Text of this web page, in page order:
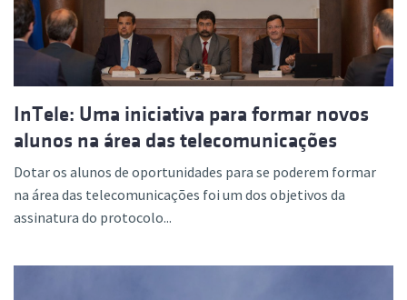
InTele: Uma iniciativa para formar novos
alunos na área das telecomunicações
Dotar os alunos de oportunidades para se poderem formar
na área das telecomunicações foi um dos objetivos da
assinatura do protocolo...